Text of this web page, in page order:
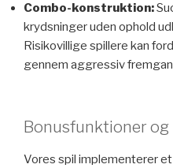
Combo-konstruktion:
krydsninger uden ophold
Risikovillige spillere kan
gennem aggressiv
Bonusfunktioner
Vores spil implementerer